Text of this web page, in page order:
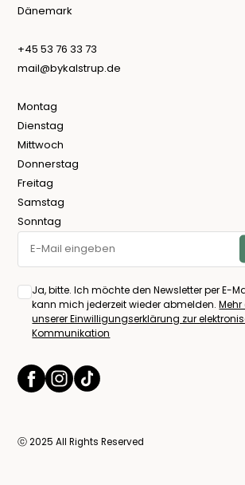
Dänemark
+45 53 76 33 73
mail@bykalstrup.de
Montag
Dienstag
Mittwoch
Donnerstag
Freitag
Samstag
Sonntag
Ja, bitte. Ich möchte den Newsletter per E-
kann mich jederzeit wieder abmelden.Mehr
unserer Einwilligungserklärung zur
Kommunikation
ⓒ 2025 All Rights Reserved